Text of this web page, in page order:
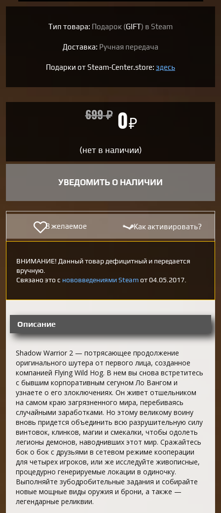
Тип товара: Подарок (GIFT) в Steam
Доставка: Ручная передача
Подарки от Steam-Center.store: здесь
699₽ 0₽
(нет в наличии)
УВЕДОМИТЬ О НАЛИЧИИ
В желаемое Как активировать?
ВНИМАНИЕ! Данный товар дефицитный и передается
вручную.
Связано это с нововведениями Steamот 04.05.2017.
Описание
Shadow Warrior 2 — потрясающее продолжение
оригинального шутера от первого лица, созданное
компанией Flying Wild Hog. В нем вы снова встретитесь
с бывшим корпоративным сегуном Ло Вангом и
узнаете о его злоключениях. Он живет отшельником
на самом краю загрязненного мира, перебиваясь
случайными заработками. Но этому великому воину
вновь придется объединить всю разрушительную силу
винтовок, клинков, магии и смекалки, чтобы одолеть
легионы демонов, наводнивших этот мир. Сражайтесь
бок о бок с друзьями в сетевом режиме кооперации
для четырех игроков, или же исследуйте живописные,
процедурно генерируемые локации в одиночку.
Выполняйте зубодробительные задания и собирайте
новые мощные виды оружия и брони, а также —
легендарные реликвии.